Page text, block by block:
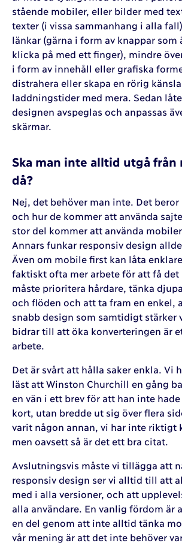
stående mobiler, eller bilder med
texter (i vissa sammanhang i alla
länkar (gärna i form av knappar som
klicka på med ett finger), mindre
i form av innehåll eller grafiska
distrahera eller skapa en rörig
laddningstider med mera. Sedan
designen avspeglas och anpassas
skärmar.
Ska man inte alltid utgå från
då?
Nej, det behöver man inte. Det
och hur de kommer att använda
stor del kommer att använda mobiler
Annars funkar responsiv design
Även om mobile first kan låta
faktiskt ofta mer arbete för att få
måste prioritera hårdare, tänka
och flöden och att ta fram en enkel,
snabb design som samtidigt stärker
bidrar till att öka konverteringen är
arbete.
Det är svårt att hålla saker enkla. Vi
läst att Winston Churchill en gång
en vän i ett brev för att han inte
kort, utan bredde ut sig över flera
varit någon annan, vi har inte riktigt
men oavsett så är det ett bra citat.
Avslutningsvis måste vi tillägga att
responsiv design ser vi alltid till att
med i alla versioner, och att
alla användare. En vanlig fördom är
en del genom att inte alltid tänka
vår mening är att det inte behöver